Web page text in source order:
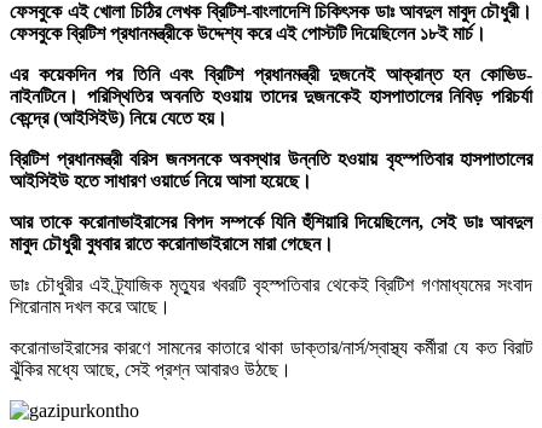
ফেসবুকে এই খোলা চিঠির লেখক ব্রিটিশ-বাংলাদেশি চিকিৎসক ডাঃ আবদুল মাবুদ চৌধুরী।
ফেসবুকে ব্রিটিশ প্রধানমন্ত্রীকে উদ্দেশ্য করে এই পোস্টটি দিয়েছিলেন ১৮ই মার্চ।
এর কয়েকদিন পর তিনি এবং ব্রিটিশ প্রধানমন্ত্রী দুজনেই আক্রান্ত হন কোভিড-
নাইনটিনে। পরিস্থিতির অবনতি হওয়ায় তাদের দুজনকেই হাসপাতালের নিবিড় পরিচর্যা
কেন্দ্রে (আইসিইউ) নিয়ে যেতে হয়।
ব্রিটিশ প্রধানমন্ত্রী বরিস জনসনকে অবস্থার উন্নতি হওয়ায় বৃহস্পতিবার হাসপাতালের
আইসিইউ হতে সাধারণ ওয়ার্ডে নিয়ে আসা হয়েছে।
আর তাকে করোনাভাইরাসের বিপদ সম্পর্কে যিনি হুঁশিয়ারি দিয়েছিলেন, সেই ডাঃ আবদুল
মাবুদ চৌধুরী বুধবার রাতে করোনাভাইরাসে মারা গেছেন।
ডাঃ চৌধুরীর এই ট্র্যাজিক মৃত্যুর খবরটি বৃহস্পতিবার থেকেই ব্রিটিশ গণমাধ্যমের সংবাদ
শিরোনাম দখল করে আছে।
করোনাভাইরাসের কারণে সামনের কাতারে থাকা ডাক্তার/নার্স/স্বাস্থ্য কর্মীরা যে কত বিরাট
ঝুঁকির মধ্যে আছে, সেই প্রশ্ন আবারও উঠছে।